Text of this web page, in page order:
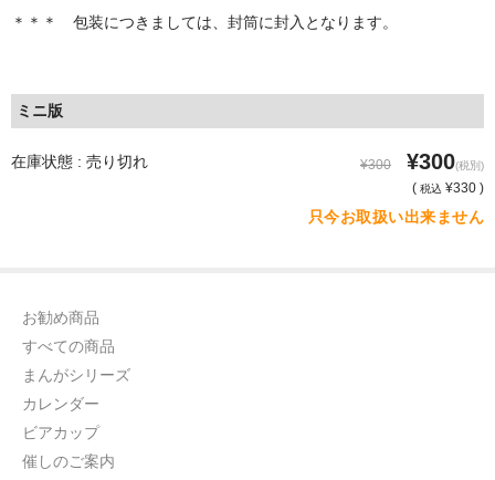
＊＊＊ 包装につきましては、封筒に封入となります。
ミニ版
在庫状態 : 売り切れ ¥300 ¥300(税別)
( 税込 ¥330 )
只今お取扱い出来ません
お勧め商品
すべての商品
まんがシリーズ
カレンダー
ビアカップ
催しのご案内